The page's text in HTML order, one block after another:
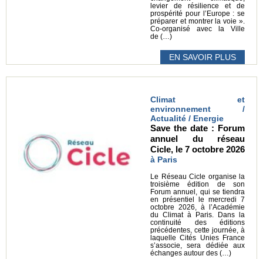
levier de résilience et de
prospérité pour l’Europe : se
préparer et montrer la voie ».
Co-organisé avec la Ville
de (…)
EN SAVOIR PLUS
Climat et
environnement /
Actualité / Energie
Save the date : Forum
annuel du réseau
Cicle, le 7 octobre 2026
à Paris
Le Réseau Cicle organise la
troisième édition de son
Forum annuel, qui se tiendra
en présentiel le mercredi 7
octobre 2026, à l’Académie
du Climat à Paris. Dans la
continuité des éditions
précédentes, cette journée, à
laquelle Cités Unies France
s’associe, sera dédiée aux
échanges autour des (…)